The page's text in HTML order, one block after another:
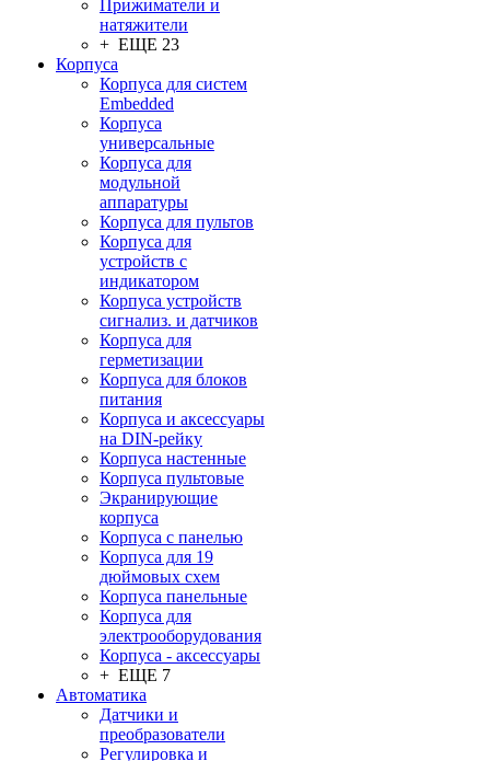
Прижиматели и
натяжители
+ ЕЩЕ 23
Корпуса
Корпуса для систем
Embedded
Корпуса
универсальные
Корпуса для
модульной
аппаратуры
Корпуса для пультов
Корпуса для
устройств с
индикатором
Корпуса устройств
сигнализ. и датчиков
Корпуса для
герметизации
Корпуса для блоков
питания
Корпуса и аксессуары
на DIN-рейку
Корпуса настенные
Корпуса пультовые
Экранирующие
корпуса
Корпуса с панелью
Корпуса для 19
дюймовых схем
Корпуса панельные
Корпуса для
электрооборудования
Корпуса - аксессуары
+ ЕЩЕ 7
Автоматика
Датчики и
преобразователи
Регулировка и